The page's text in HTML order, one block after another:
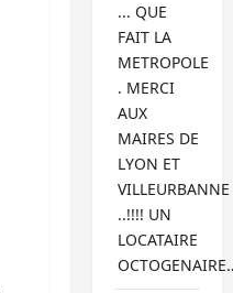
... QUE
FAIT LA
METROPOLE
. MERCI
AUX
MAIRES DE
LYON ET
VILLEURBANNE
..!!!! UN
LOCATAIRE